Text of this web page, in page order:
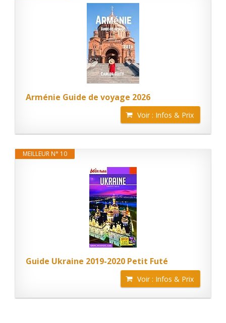
Arménie Guide de voyage 2026
Voir : Infos & Prix
MEILLEUR N° 10
Guide Ukraine 2019-2020 Petit Futé
Voir : Infos & Prix